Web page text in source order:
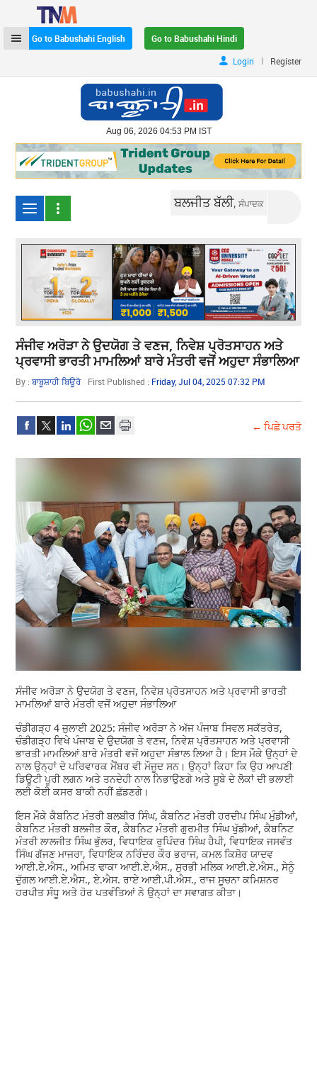
Go to Babushahi English
Go to Babushahi Hindi
Login
| Register
Aug 06, 2026 04:53 PM IST
ਬਲਜੀਤ ਬੱਲੀ,ਸੰਪਾਦਕ
ਸੰਜੀਵ ਅਰੋੜਾ ਨੇ ਉਦਯੋਗ ਤੇ ਵਣਜ, ਨਿਵੇਸ਼ ਪ੍ਰੋਤਸਾਹਨ ਅਤੇ
ਪ੍ਰਵਾਸੀ ਭਾਰਤੀ ਮਾਮਲਿਆਂ ਬਾਰੇ ਮੰਤਰੀ ਵਜੋਂ ਅਹੁਦਾ ਸੰਭਾਲਿਆ
By :ਬਾਬੂਸ਼ਾਹੀ ਬਿਊਰੋ First Published : Friday, Jul 04, 2025 07:32 PM
← ਪਿਛੇ ਪਰਤੋ
ਸੰਜੀਵ ਅਰੋੜਾ ਨੇ ਉਦਯੋਗ ਤੇ ਵਣਜ, ਨਿਵੇਸ਼ ਪ੍ਰੋਤਸਾਹਨ ਅਤੇ ਪ੍ਰਵਾਸੀ ਭਾਰਤੀ
ਮਾਮਲਿਆਂ ਬਾਰੇ ਮੰਤਰੀ ਵਜੋਂ ਅਹੁਦਾ ਸੰਭਾਲਿਆ
ਚੰਡੀਗੜ੍ਹ 4 ਜੁਲਾਈ 2025: ਸੰਜੀਵ ਅਰੋੜਾ ਨੇ ਅੱਜ ਪੰਜਾਬ ਸਿਵਲ ਸਕੱਤਰੇਤ,
ਚੰਡੀਗੜ੍ਹ ਵਿਖੇ ਪੰਜਾਬ ਦੇ ਉਦਯੋਗ ਤੇ ਵਣਜ, ਨਿਵੇਸ਼ ਪ੍ਰੋਤਸਾਹਨ ਅਤੇ ਪ੍ਰਵਾਸੀ
ਭਾਰਤੀ ਮਾਮਲਿਆਂ ਬਾਰੇ ਮੰਤਰੀ ਵਜੋਂ ਅਹੁਦਾ ਸੰਭਾਲ ਲਿਆ ਹੈ। ਇਸ ਮੌਕੇ ਉਨ੍ਹਾਂ ਦੇ
ਨਾਲ ਉਨ੍ਹਾਂ ਦੇ ਪਰਿਵਾਰਕ ਮੈਂਬਰ ਵੀ ਮੌਜੂਦ ਸਨ। ਉਨ੍ਹਾਂ ਕਿਹਾ ਕਿ ਉਹ ਆਪਣੀ
ਡਿਊਟੀ ਪੂਰੀ ਲਗਨ ਅਤੇ ਤਨਦੇਹੀ ਨਾਲ ਨਿਭਾਉਣਗੇ ਅਤੇ ਸੂਬੇ ਦੇ ਲੋਕਾਂ ਦੀ ਭਲਾਈ
ਲਈ ਕੋਈ ਕਸਰ ਬਾਕੀ ਨਹੀਂ ਛੱਡਣਗੇ।
ਇਸ ਮੌਕੇ ਕੈਬਨਿਟ ਮੰਤਰੀ ਬਲਬੀਰ ਸਿੰਘ, ਕੈਬਨਿਟ ਮੰਤਰੀ ਹਰਦੀਪ ਸਿੰਘ ਮੁੰਡੀਆਂ,
ਕੈਬਨਿਟ ਮੰਤਰੀ ਬਲਜੀਤ ਕੌਰ, ਕੈਬਨਿਟ ਮੰਤਰੀ ਗੁਰਮੀਤ ਸਿੰਘ ਖੁੱਡੀਆਂ, ਕੈਬਨਿਟ
ਮੰਤਰੀ ਲਾਲਜੀਤ ਸਿੰਘ ਭੁੱਲਰ, ਵਿਧਾਇਕ ਰੁਪਿੰਦਰ ਸਿੰਘ ਹੈਪੀ, ਵਿਧਾਇਕ ਜਸਵੰਤ
ਸਿੰਘ ਗੱਜਣ ਮਾਜਰਾ, ਵਿਧਾਇਕ ਨਰਿੰਦਰ ਕੌਰ ਭਰਾਜ, ਕਮਲ ਕਿਸ਼ੋਰ ਯਾਦਵ
ਆਈ.ਏ.ਐਸ., ਅਮਿਤ ਢਾਕਾ ਆਈ.ਏ.ਐਸ., ਸੁਰਭੀ ਮਲਿਕ ਆਈ.ਏ.ਐਸ., ਸੇਨੂੰ
ਦੁੱਗਲ ਆਈ.ਏ.ਐਸ., ਏ.ਐਸ. ਰਾਏ ਆਈ.ਪੀ.ਐਸ., ਰਾਜ ਸੂਚਨਾ ਕਮਿਸ਼ਨਰ
ਹਰਪੀਤ ਸੰਧੂ ਅਤੇ ਹੋਰ ਪਤਵੰਤਿਆਂ ਨੇ ਉਨ੍ਹਾਂ ਦਾ ਸਵਾਗਤ ਕੀਤਾ।